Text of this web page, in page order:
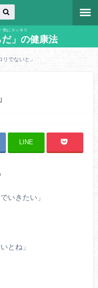
気にスッキリ
だ」の健康法
リでないと」
LINE
いきたい」
とね」